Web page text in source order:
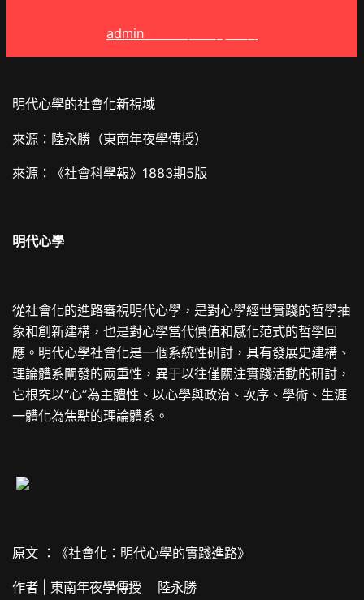
admin
明代心學的社會化新視域
來源：陸永勝（東南年夜學傳授）
來源：《社會科學報》1883期5版
明代心學
從社會化的進路審視明代心學，是對心學經世實踐的哲學抽
象和創新建構，也是對心學當代價值和感化范式的哲學回
應。明代心學社會化是一個系統性研討，具有發展史建構、
理論體系闡發的兩重性，異于以往僅關注實踐活動的研討，
它根究以“心”為主體性、以心學與政治、次序、學術、生涯
一體化為焦點的理論體系。
原文 ：《社會化：明代心學的實踐進路》
作者 | 東南年夜學傳授 陸永勝